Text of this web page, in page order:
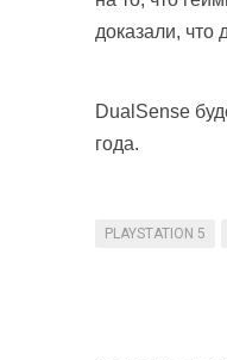
доказали, что
DualSense
года.
PLAYSTATION 5